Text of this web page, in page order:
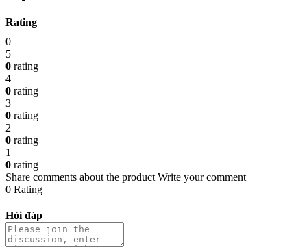
Rating
0
5
0 rating
4
0 rating
3
0 rating
2
0 rating
1
0 rating
Share comments about the product Write your comment
0 Rating
Hỏi đáp